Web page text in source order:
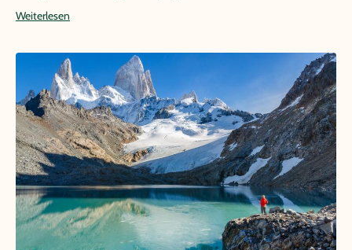
Weiterlesen